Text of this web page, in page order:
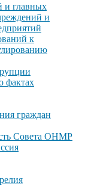
и главных
и
к
фактах
граждан
Совета ОНМР